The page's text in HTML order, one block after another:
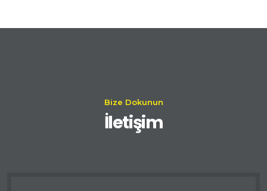
Bize Dokunun
İletişim